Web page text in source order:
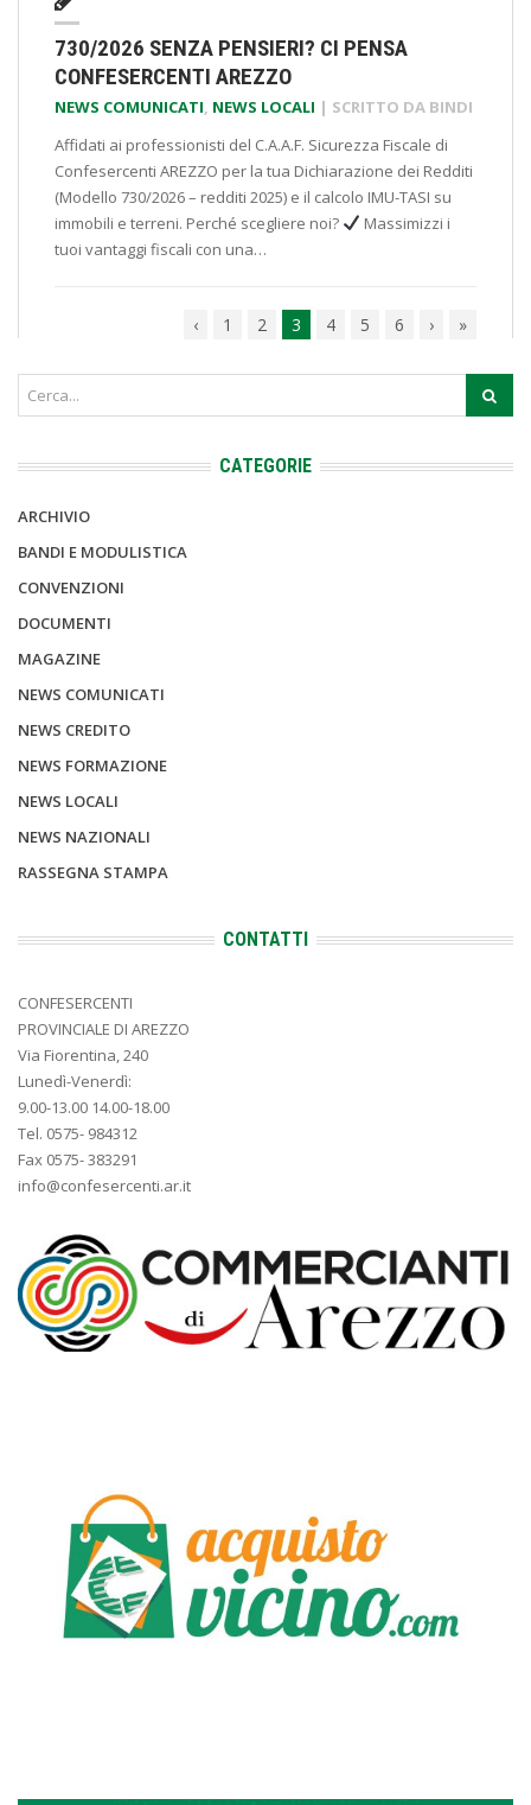
730/2026 SENZA PENSIERI? CI PENSA
CONFESERCENTI AREZZO
NEWS COMUNICATI, NEWS LOCALI | SCRITTO DA BINDI
Affidati ai professionisti del C.A.A.F. Sicurezza Fiscale di
Confesercenti AREZZO per la tua Dichiarazione dei Redditi
(Modello 730/2026 – redditi 2025) e il calcolo IMU-TASI su
immobili e terreni. Perché scegliere noi?
Massimizzi i
tuoi vantaggi fiscali con una…
‹ 1 2 3 4 5 6 › »
CATEGORIE
ARCHIVIO
BANDI E MODULISTICA
CONVENZIONI
DOCUMENTI
MAGAZINE
NEWS COMUNICATI
NEWS CREDITO
NEWS FORMAZIONE
NEWS LOCALI
NEWS NAZIONALI
RASSEGNA STAMPA
CONTATTI
CONFESERCENTI
PROVINCIALE DI AREZZO
Via Fiorentina, 240
Lunedì-Venerdì:
9.00-13.00 14.00-18.00
Tel. 0575- 984312
Fax 0575- 383291
info@confesercenti.ar.it